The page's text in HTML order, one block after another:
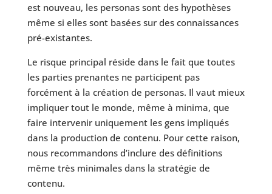
est nouveau, les personas sont des hypothèses
même si elles sont basées sur des connaissances
pré-existantes.
Le risque principal réside dans le fait que toutes
les parties prenantes ne participent pas
forcément à la création de personas. Il vaut mieux
impliquer tout le monde, même à minima, que
faire intervenir uniquement les gens impliqués
dans la production de contenu. Pour cette raison,
nous recommandons d’inclure des définitions
même très minimales dans la stratégie de
contenu.